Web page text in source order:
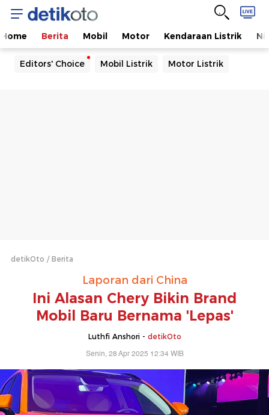
Home Berita Mobil Motor Kendaraan Listrik
Editors' Choice Mobil Listrik Motor Listrik
detikOto Berita
Laporan dari China
Ini Alasan Chery Bikin Brand
Mobil Baru Bernama 'Lepas'
Luthfi Anshori - detikOto
Senin, 28 Apr 2025 12:34 WIB